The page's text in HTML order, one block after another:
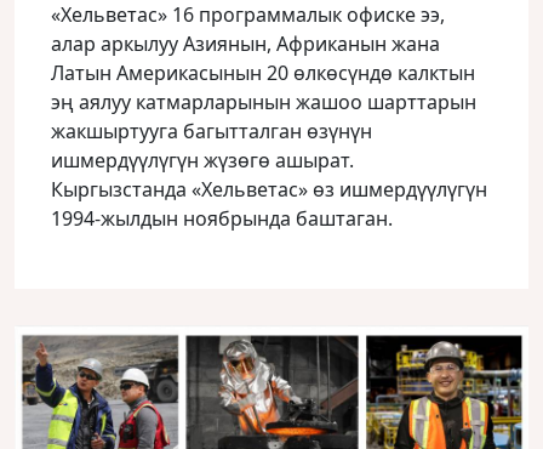
«Хельветас» 16 программалык офиске ээ,
алар аркылуу Азиянын, Африканын жана
Латын Америкасынын 20 өлкөсүндө калктын
эң аялуу катмарларынын жашоо шарттарын
жакшыртууга багытталган өзүнүн
ишмердүүлүгүн жүзөгө ашырат.
Кыргызстанда «Хельветас» өз ишмердүүлүгүн
1994-жылдын ноябрында баштаган.